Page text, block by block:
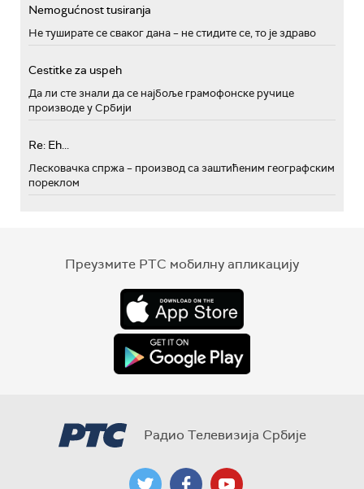
Nemogućnost tusiranja
Не туширате се сваког дана – не стидите се, то је здраво
Cestitke za uspeh
Да ли сте знали да се најбоље грамофонске ручице
производе у Србији
Re: Eh...
Лесковачка спржа – производ са заштићеним географским
пореклом
Преузмите РТС мобилну апликацију
Радио Телевизија Србије